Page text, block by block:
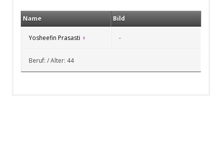
Name Bild
Yosheefin Prasasti ♀ -
Beruf: / Alter: 44